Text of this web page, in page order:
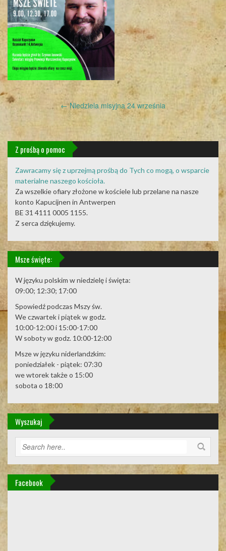
Post
navigation
←Niedziela misyjna 24 września
Z prośbą o pomoc
Zawracamy się z uprzejmą prośbą do Tych co mogą, o wsparcie
materialne naszego kościoła.
Za wszelkie ofiary złożone w kościele lub przelane na nasze
konto Kapucijnen in Antwerpen
BE 31 4111 0005 1155.
Z serca dziękujemy.
Msze święte:
W języku polskim w niedzielę i święta:
09:00; 12:30; 17:00
Spowiedź podczas Mszy św.
We czwartek i piątek w godz.
10:00-12:00 i 15:00-17:00
W soboty w godz. 10:00-12:00
Msze w języku niderlandzkim:
poniedziałek - piątek: 07:30
we wtorek także o 15:00
sobota o 18:00
Wyszukaj
Facebook